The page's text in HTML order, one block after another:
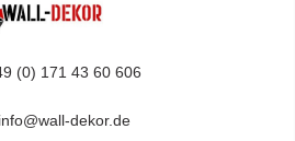
(0) 171 43 60 606
info@wall-dekor.de